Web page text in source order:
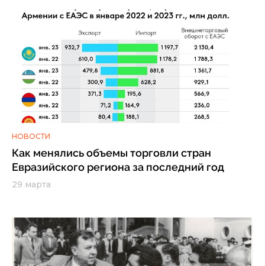
НОВОСТИ
Как менялись объемы торговли стран
Евразийского региона за последний год
29 марта